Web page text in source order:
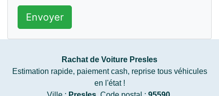
Envoyer
Rachat de Voiture Presles
Estimation rapide, paiement cash, reprise tous véhicules
en l'état !